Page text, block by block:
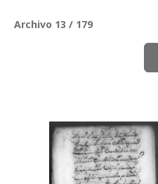
Archivo 13 / 179